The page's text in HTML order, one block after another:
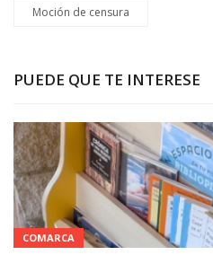
Moción de censura
PUEDE QUE TE INTERESE
COMARCA